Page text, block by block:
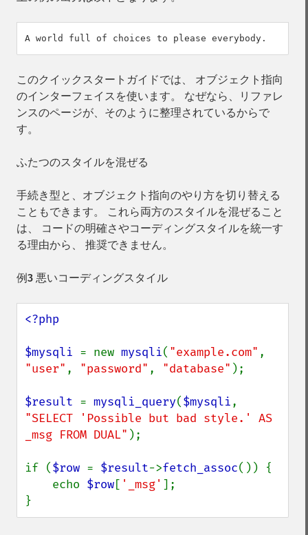
このクイックスタートガイドでは、 オブジェクト指向
のインターフェイスを使います。 なぜなら、リファレ
ンスのページが、そのように整理されているからで
す。
ふたつのスタイルを混ぜる
手続き型と、オブジェクト指向のやり方を切り替える
こともできます。 これら両方のスタイルを混ぜること
は、 コードの明確さやコーディングスタイルを統一す
る理由から、 推奨できません。
例3 悪いコーディングスタイル
<?php
$mysqli = new mysqli( "example.com"
"user" , "password" , "database" );
$result = mysqli_query($mysqli
"SELECT 'Possible but bad style.' AS
_msg FROM DUAL" );
if ($row = $result->fetch_assoc()) {
    echo
$row[ '_msg' ];
}